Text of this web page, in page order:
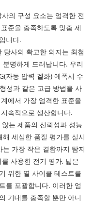
의 구성 요소는 엄격한 전
준을 충족하도록 맞춤 제
니다.
사의 확고한 의지는 최첨
명하게 드러납니다. 우리
자동 압력 겔화) 에폭시 수
성과 같은 고급 방법을 사
에서 가장 엄격한 표준을
속적으로 생산합니다.
는 제품의 신뢰성과 성능
세심한 품질 평가를 실시
가장 작은 결함까지 탐지
사용한 전기 평가, 넓은
위한 열 사이클 테스트를
를 포괄합니다. 이러한 엄
기대를 충족할 뿐만 아니